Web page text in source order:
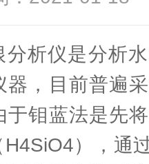
仪是分析水
器，目前普遍
于钼蓝法是先
），通